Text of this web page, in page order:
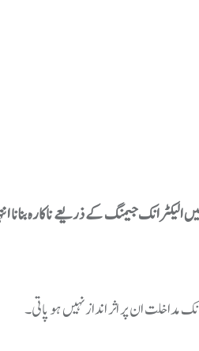
جیمنگ کے ذریعے ناکارہ بنانا
ان پر اثر انداز نہیں ہو پاتی۔